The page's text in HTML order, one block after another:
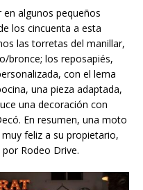
algunos pequeños
los cincuenta a esta
las torretas del manillar,
bronce; los reposapiés,
con el lema
una pieza adaptada,
una decoración con
En resumen, una moto
feliz a su propietario,
Rodeo Drive.